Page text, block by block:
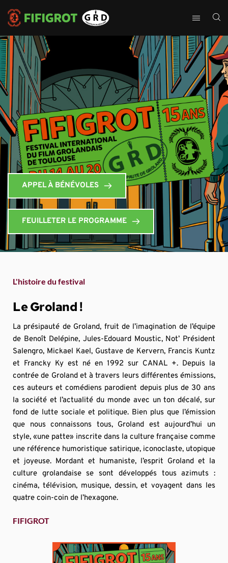
APPEL À BÉNÉVOLES
FEUILLETER LE PROGRAMME
L'histoire du festival
Le Groland !
La présipauté de Groland, fruit de l’imagination de l’équipe
de Benoît Delépine, Jules-Edouard Moustic, Not’ Président
Salengro, Mickael Kael, Gustave de Kervern, Francis Kuntz
et Francky Ky est né en 1992 sur CANAL +. Depuis la
contrée de Groland et à travers leurs différentes émissions,
ces auteurs et comédiens parodient depuis plus de 30 ans
la société et l’actualité du monde avec un ton décalé, sur
fond de lutte sociale et politique. Bien plus que l’émission
que nous connaissons tous, Groland est aujourd’hui un
style, «une patte» inscrite dans la culture française comme
une référence humoristique satirique, iconoclaste, utopique
et joyeuse. Mordant et humaniste, l’esprit Groland et la
culture grolandaise se sont développés tous azimuts :
cinéma, télévision, musique, dessin, et voyagent dans les
quatre coin-coin de l’hexagone.
FIFIGROT